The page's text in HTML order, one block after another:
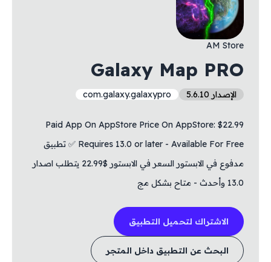
AM Store
Galaxy Map PRO
الإصدار 5.6.10 com.galaxy.galaxypro
Paid App On AppStore Price On AppStore: $22.99
Requires 13.0 or later - Available For Free ✅ تطبيق
مدفوع في الابستور السعر في الابستور $22.99 يتطلب اصدار
13.0 وأحدث - متاح بشكل مج
الاشتراك لتحميل التطبيق
البحث عن التطبيق داخل المتجر